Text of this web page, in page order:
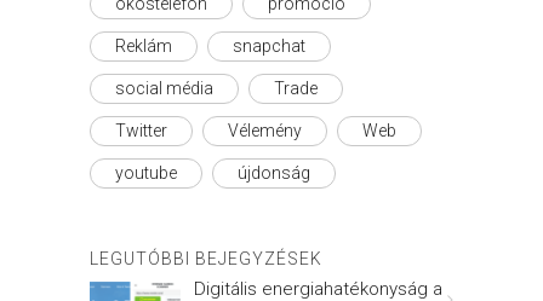
Reklám snapchat
social média Trade
Twitter Vélemény Web
youtube újdonság
LEGUTÓBBI BEJEGYZÉSEK
Digitális energiahatékonyság a